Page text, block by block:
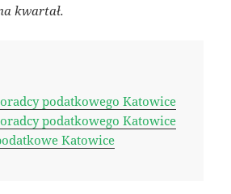
kwartał.
podatkowego Katowice
podatkowego Katowice
Katowice